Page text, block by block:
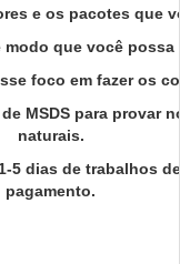
e os pacotes que
que você
foco em fazer os
MSDS para provar
naturais.
5 dias de trabalhos
pagamento.